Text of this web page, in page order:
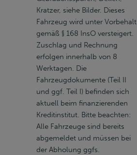
Kratzer, siehe Bilder. Dieses
Fahrzeug wird unter Vorbehalt
gemäß § 168 InsO versteigert.
Zuschlag und Rechnung
erfolgen innerhalb von 8
Werktagen. Die
Fahrzeugdokumente (Teil II
und ggf. Teil I) befinden sich
aktuell beim finanzierenden
Kreditinstitut. Bitte beachten:
Alle Fahrzeuge sind bereits
abgemeldet und müssen bei
der Abholung ggfs.